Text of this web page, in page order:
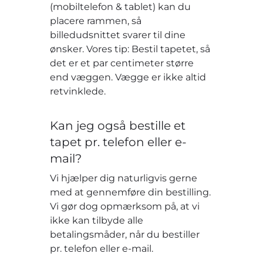
(mobiltelefon & tablet) kan du
placere rammen, så
billedudsnittet svarer til dine
ønsker. Vores tip: Bestil tapetet, så
det er et par centimeter større
end væggen. Vægge er ikke altid
retvinklede.
Kan jeg også bestille et
tapet pr. telefon eller e-
mail?
Vi hjælper dig naturligvis gerne
med at gennemføre din bestilling.
Vi gør dog opmærksom på, at vi
ikke kan tilbyde alle
betalingsmåder, når du bestiller
pr. telefon eller e-mail.